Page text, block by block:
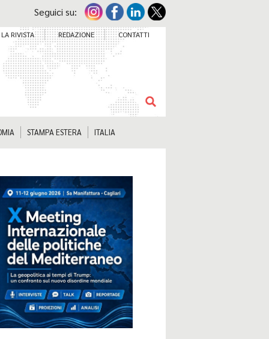
Seguici su:
LA RIVISTA REDAZIONE CONTATTI
STAMPA ESTERA ITALIA